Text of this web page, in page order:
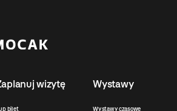
wizytę
bilet
Wystawy
Wystawy czasowe